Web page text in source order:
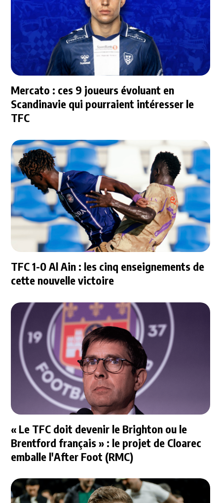
Mercato : ces 9 joueurs évoluant en
Scandinavie qui pourraient intéresser le
TFC
TFC 1-0 Al Ain : les cinq enseignements de
cette nouvelle victoire
« Le TFC doit devenir le Brighton ou le
Brentford français » : le projet de Cloarec
emballe l'After Foot (RMC)